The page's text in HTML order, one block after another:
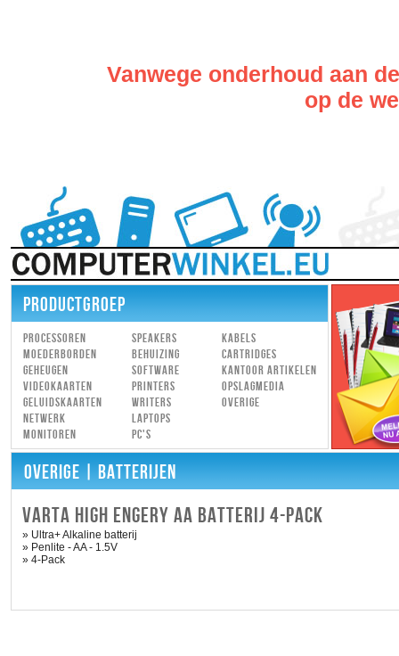
Vanwege onderhoud aan
op de
PRODUCTGROEP
Processoren
Moederborden
Geheugen
Videokaarten
Geluidskaarten
Netwerk
Monitoren
Speakers
Behuizing
Software
Printers
Writers
Laptops
PC's
Kabels
Cartridges
Kantoor artikelen
Opslagmedia
Overige
OVERIGE| BATTERIJEN
VARTA HIGH ENGERY AA BATTERIJ 4-PACK
» Ultra+ Alkaline batterij
» Penlite - AA - 1.5V
» 4-Pack